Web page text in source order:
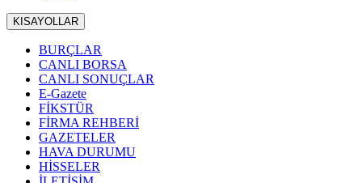
KISAYOLLAR
BURÇLAR
CANLI BORSA
CANLI SONUÇLAR
E-Gazete
FİKSTÜR
FİRMA REHBERİ
GAZETELER
HAVA DURUMU
HİSSELER